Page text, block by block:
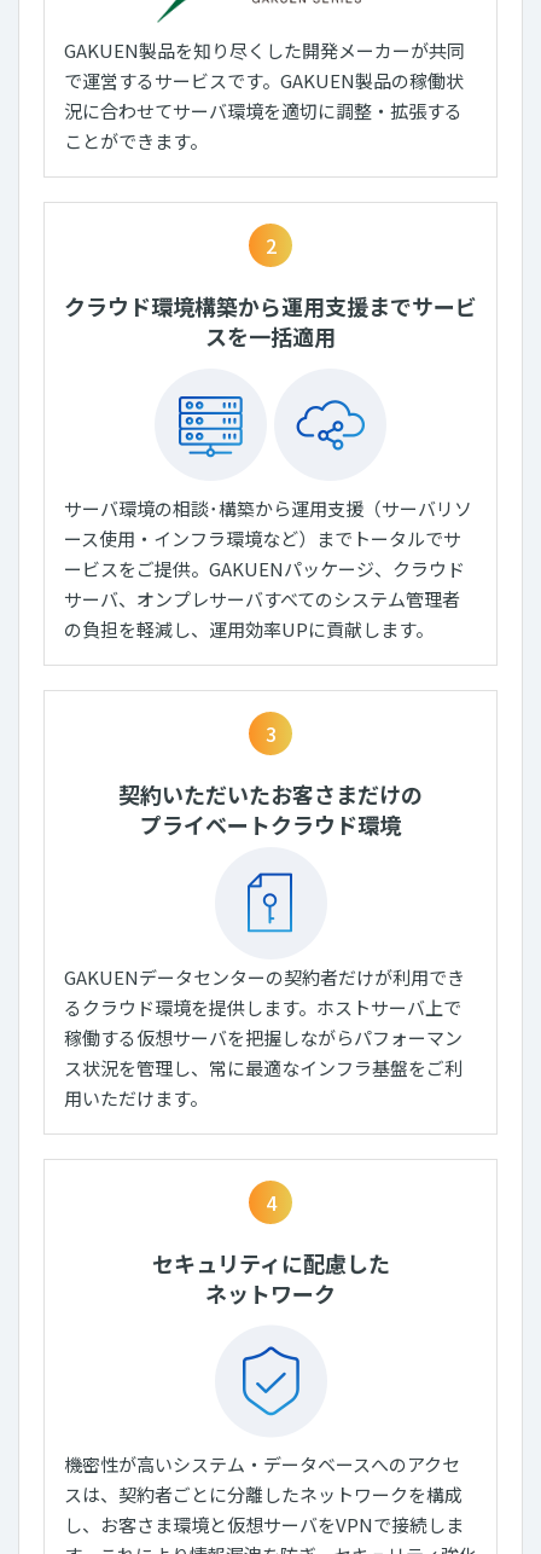
GAKUEN製品を知り尽くした開発メーカーが共同
で運営するサービスです。GAKUEN製品の稼働状
況に合わせてサーバ環境を適切に調整・拡張する
ことができます。
2
クラウド環境構築から運用支援までサービ
スを一括適用
サーバ環境の相談･構築から運用支援（サーバリソ
ース使用・インフラ環境など）までトータルでサ
ービスをご提供。GAKUENパッケージ、クラウド
サーバ、オンプレサーバすべてのシステム管理者
の負担を軽減し、運用効率UPに貢献します。
3
契約いただいたお客さまだけの
プライベートクラウド環境
GAKUENデータセンターの契約者だけが利用でき
るクラウド環境を提供します。ホストサーバ上で
稼働する仮想サーバを把握しながらパフォーマン
ス状況を管理し、常に最適なインフラ基盤をご利
用いただけます。
4
セキュリティに配慮した
ネットワーク
機密性が高いシステム・データベースへのアクセ
スは、契約者ごとに分離したネットワークを構成
し、お客さま環境と仮想サーバをVPNで接続しま